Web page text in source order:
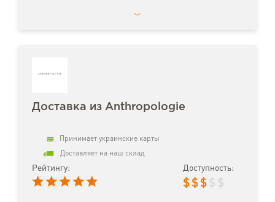
Доставка из Anthropologie
Принимает украинские карты
Доставляет на наш склад
Рейтингу: Доступность:
$ $ $ $ $